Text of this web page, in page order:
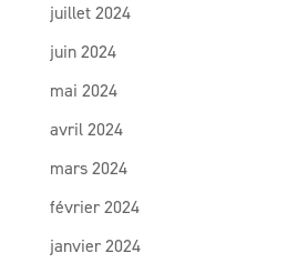
juillet 2024
juin 2024
mai 2024
avril 2024
mars 2024
février 2024
janvier 2024